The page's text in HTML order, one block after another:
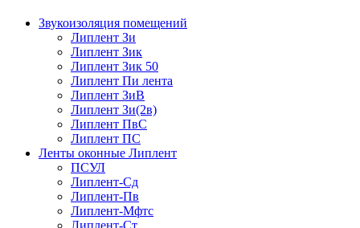
Звукоизоляция помещений
Липлент Зи
Липлент Зик
Липлент Зик 50
Липлент Пи лента
Липлент ЗиВ
Липлент Зи(2в)
Липлент ПвC
Липлент ПС
Ленты оконные Липлент
ПСУЛ
Липлент-Сд
Липлент-Пв
Липлент-Мфтс
Липлент-Ст